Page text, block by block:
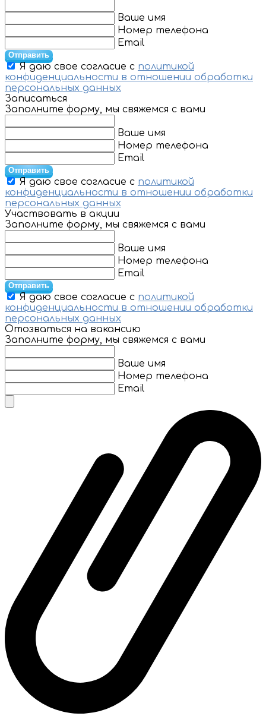
Ваше имя
Номер телефона
Email
Отправить
Я даю свое согласие с политикой
конфиденциальности в отношении обработки
персональных данных
Записаться
Заполните форму, мы свяжемся с вами
Ваше имя
Номер телефона
Email
Отправить
Я даю свое согласие с политикой
конфиденциальности в отношении обработки
персональных данных
Участвовать в акции
Заполните форму, мы свяжемся с вами
Ваше имя
Номер телефона
Email
Отправить
Я даю свое согласие с политикой
конфиденциальности в отношении обработки
персональных данных
Отозваться на вакансию
Заполните форму, мы свяжемся с вами
Ваше имя
Номер телефона
Email